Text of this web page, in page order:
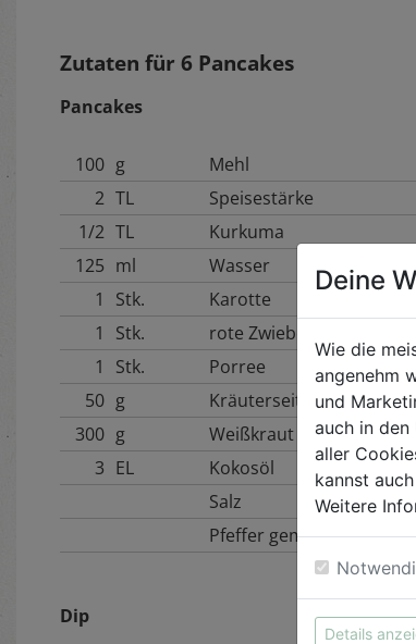
Zutaten für 6 Pancakes
Pancakes
100 g
Mehl
2 TL
Speisestärke
1/2 TL
Kurkuma
125 ml
Wasser
1
Stk.
Karotte
1
Stk.
rote Zwiebel
1
Stk.
Porree
50 g
Kräuterseitlinge
300 g
Weißkraut
3 EL
Kokosöl
Salz
Pfeffer gemahlen
Dip
Deine
Wie die
angenehm
und
auch in
aller
kannst
Weitere
Details